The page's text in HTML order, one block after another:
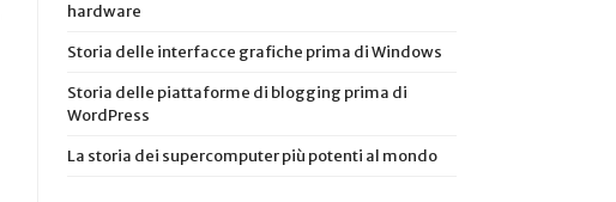
hardware
Storia delle interfacce grafiche prima di Windows
Storia delle piattaforme di blogging prima di
WordPress
La storia dei supercomputer più potenti al mondo